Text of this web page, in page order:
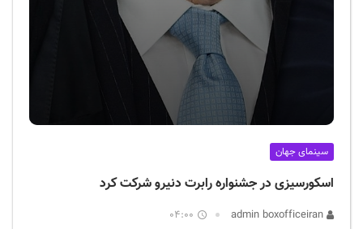
سینمای جهان
اسکورسیزی در جشنواره رابرت دنیرو شرکت کرد
04:00